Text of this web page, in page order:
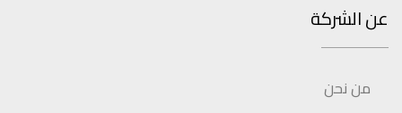
عن الشركة
من نحن